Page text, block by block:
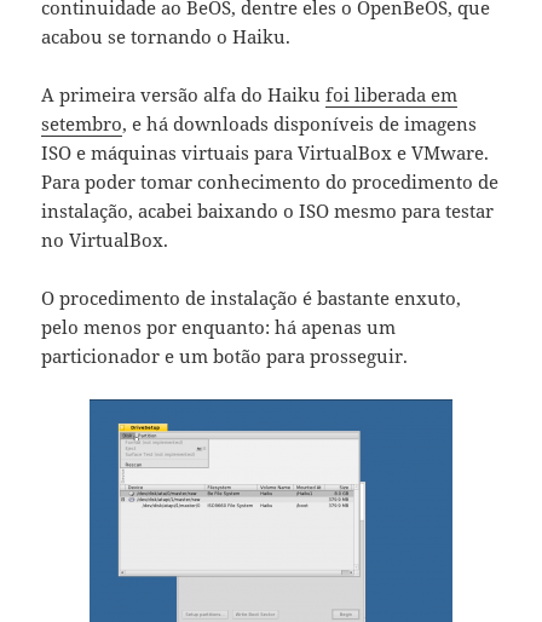
continuidade ao BeOS, dentre eles o OpenBeOS, que
acabou se tornando o Haiku.
A primeira versão alfa do Haikufoi liberada em
setembro, e há downloads disponíveis de imagens
ISO e máquinas virtuais para VirtualBox e VMware.
Para poder tomar conhecimento do procedimento de
instalação, acabei baixando o ISO mesmo para testar
no VirtualBox.
O procedimento de instalação é bastante enxuto,
pelo menos por enquanto: há apenas um
particionador e um botão para prosseguir.